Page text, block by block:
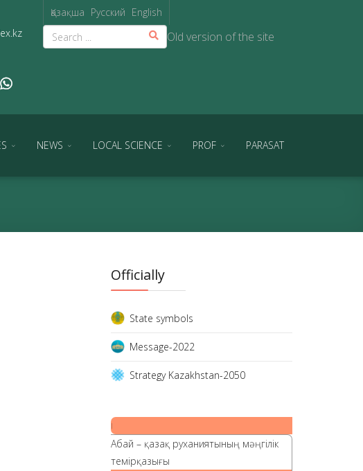
Қазақша Русский English
Old version of the site
NEWS LOCAL SCIENCE PROF PARASAT
Officially
State symbols
Message-2022
Strategy Kazakhstan-2050
Абай – қазақ руханиятының мәңгілік
темірқазығы